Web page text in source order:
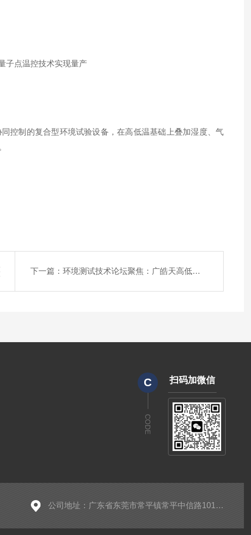
控制的复合型环境试验设备，在高低温基础上叠加湿度、气
下一篇： 环境测试技术论坛聚焦：广皓天高低温试验箱成行业焦点
C
CODE
扫码加微信
公司地址：广东省东莞市常平镇常平中信路101号1号楼102室